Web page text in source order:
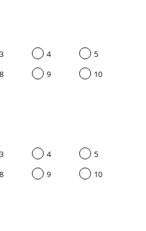
3 4
5
8 9
10
3 4
5
8 9
10